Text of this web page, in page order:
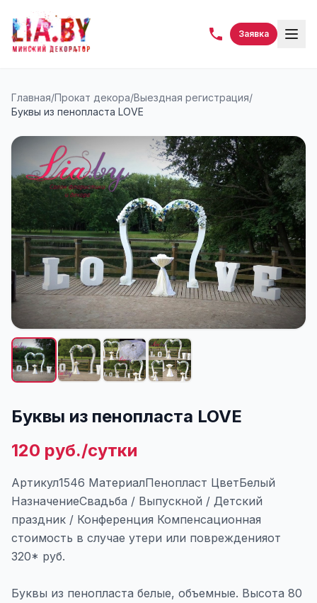
Заявка
Главная/Прокат декора/Выездная регистрация/
Буквы из пенопласта LOVE
Буквы из пенопласта LOVE
120 руб./сутки
Артикул1546 МатериалПенопласт ЦветБелый
НазначениеСвадьба / Выпускной / Детский
праздник / Конференция Компенсационная
стоимость в случае утери или поврежденияот
320* руб.
Буквы из пенопласта белые, объемные. Высота 80